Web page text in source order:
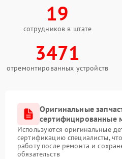
19
сотрудников в штате
3471
отремонтированных устройств
Оригинальные
сертифицированные
Используются оригинальные
сертификацию специалисты,
работу после ремонта и
обязательств